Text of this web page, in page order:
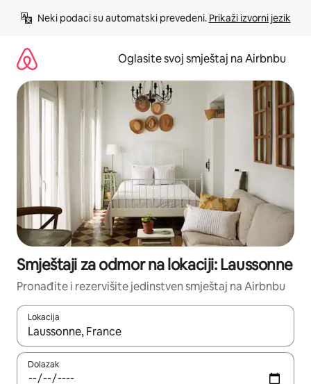
Neki podaci su automatski prevedeni. Prikaži izvorni jezik
Oglasite svoj smještaj na Airbnbu
Smještaji za odmor na lokaciji: Laussonne
Pronađite i rezervišite jedinstven smještaj na Airbnbu
Lokacija
Kad rezultati budu dostupni, krećite se gore i dolje pomoću
Dolazak